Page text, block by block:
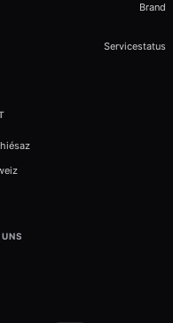
Brand
Servicestatus